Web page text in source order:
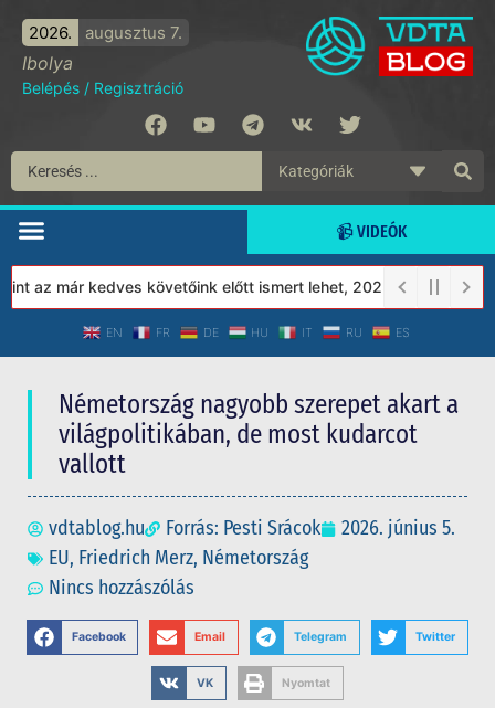
2026. augusztus 7.
Ibolya
Belépés / Regisztráció
📹 VIDEÓK
már kedves követőink előtt ismert lehet, 2023-tól a Védett
EN FR DE HU IT RU ES
Németország nagyobb szerepet akart a
világpolitikában, de most kudarcot
vallott
vdtablog.hu Forrás: Pesti Srácok
2026. június 5.
EU, Friedrich Merz, Németország
Nincs hozzászólás
Facebook Email Telegram Twitter
VK Nyomtat